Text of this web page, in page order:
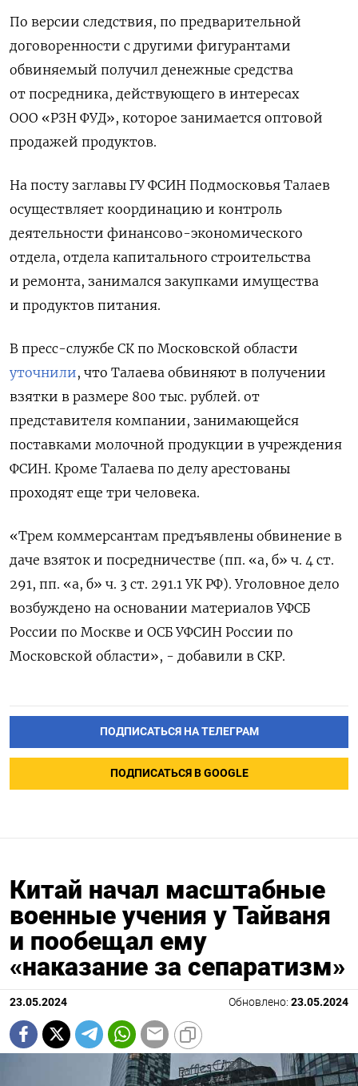
По версии следствия, по предварительной
договоренности с другими фигурантами
обвиняемый получил денежные средства
от посредника, действующего в интересах
ООО «РЗН ФУД», которое занимается оптовой
продажей продуктов.
На посту заглавы ГУ ФСИН Подмосковья Талаев
осуществляет координацию и контроль
деятельности финансово-экономического
отдела, отдела капитального строительства
и ремонта, занимался закупками имущества
и продуктов питания.
В пресс-службе СК по Московской области
уточнили, что Талаева обвиняют в получении
взятки в размере 800 тыс. рублей. от
представителя компании, занимающейся
поставками молочной продукции в учреждения
ФСИН. Кроме Талаева по делу арестованы
проходят еще три человека.
«Трем коммерсантам предъявлены обвинение в
даче взяток и посредничестве (пп. «а, б» ч. 4 ст.
291, пп. «а, б» ч. 3 ст. 291.1 УК РФ). Уголовное дело
возбуждено на основании материалов УФСБ
России по Москве и ОСБ УФСИН России по
Московской области», - добавили в СКР.
ПОДПИСАТЬСЯ НА ТЕЛЕГРАМ
ПОДПИСАТЬСЯ В GOOGLE
Китай начал масштабные
военные учения у Тайваня
и пообещал ему
«наказание за сепаратизм»
23.05.2024 Обновлено: 23.05.2024